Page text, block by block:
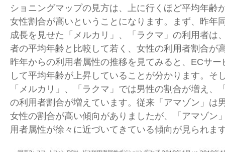
ショニングマップの見方は、上に行くほど平均年齢
女性割合が高いということになります。まず、昨年
成長を見せた「メルカリ」、「ラクマ」の利用者は
者の平均年齢と比較して若く、女性の利用者割合が
昨年からの利用者属性の推移を見てみると、ECサ
して平均年齢が上昇していることが分かります。そ
「メルカリ」、「ラクマ」では男性の割合が増え、
の利用者割合が増えています。従来「アマゾン」は
女性の割合が高い傾向がありましたが、「アマゾン
用者属性が徐々に近づいてきている傾向が見られま